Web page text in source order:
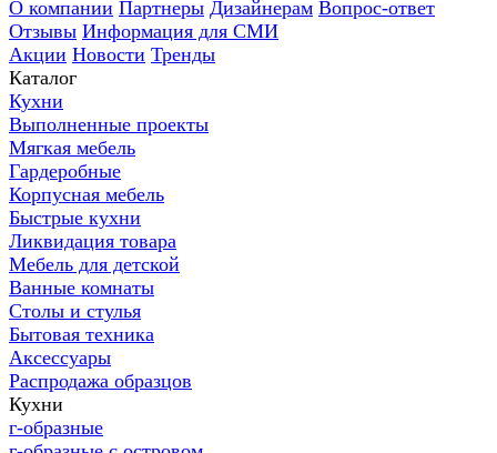
О компании Партнеры Дизайнерам Вопрос-ответ
Отзывы Информация для СМИ
Акции Новости Тренды
Каталог
Кухни
Выполненные проекты
Мягкая мебель
Гардеробные
Корпусная мебель
Быстрые кухни
Ликвидация товара
Мебель для детской
Ванные комнаты
Столы и стулья
Бытовая техника
Аксессуары
Распродажа образцов
Кухни
г-образные